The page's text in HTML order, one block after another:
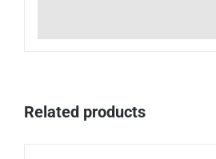
Related products